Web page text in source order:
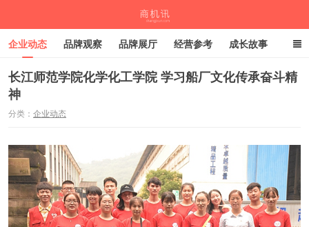
企业动态 品牌观察 品牌展厅 经营参考 成长故事
深度观察 伙伴计划
长江师范学院化学化工学院 学习船厂文化传承奋斗精
神
分类： 企业动态